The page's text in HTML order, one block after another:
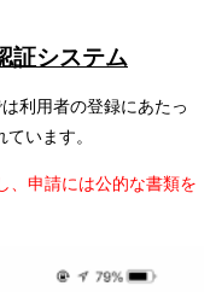
証システム
利用者の登録にあたっ
います。
、申請には公的な書類を